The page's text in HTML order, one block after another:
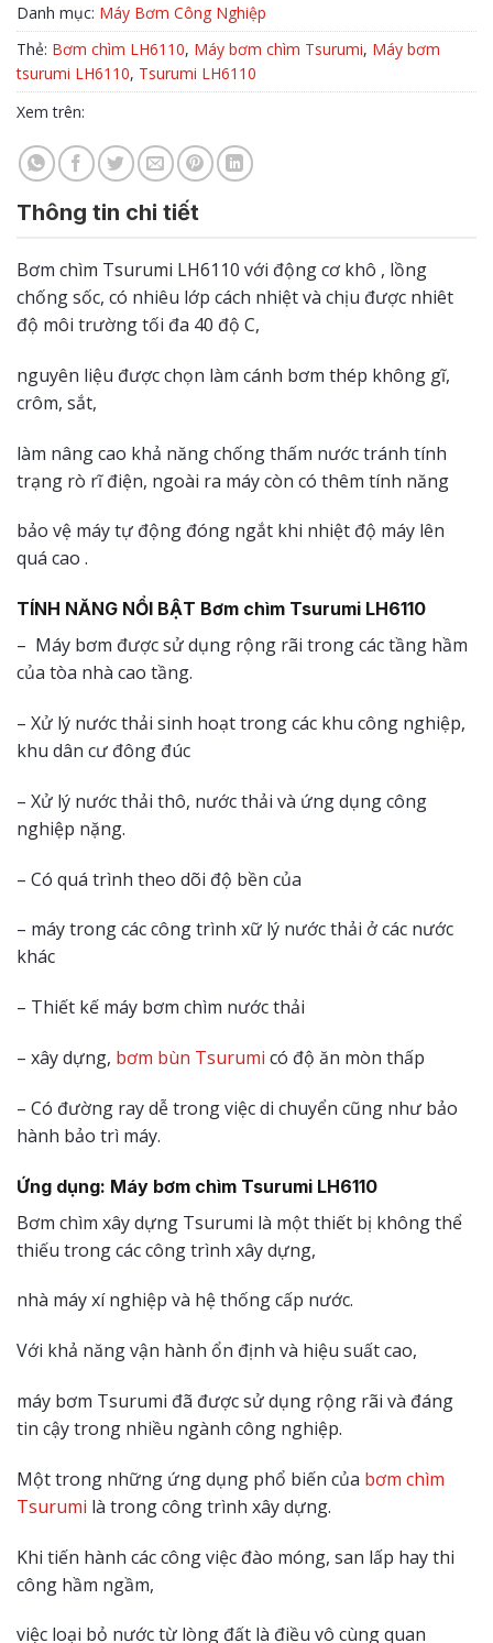
Danh mục: Máy Bơm Công Nghiệp
Thẻ: Bơm chìm LH6110, Máy bơm chìm Tsurumi, Máy bơm
tsurumi LH6110, Tsurumi LH6110
Xem trên:
Thông tin chi tiết
Bơm chìm Tsurumi LH6110 với động cơ khô , lồng
chống sốc, có nhiêu lớp cách nhiệt và chịu được nhiêt
độ môi trường tối đa 40 độ C,
nguyên liệu được chọn làm cánh bơm thép không gĩ,
crôm, sắt,
làm nâng cao khả năng chống thấm nước tránh tính
trạng rò rĩ điện, ngoài ra máy còn có thêm tính năng
bảo vệ máy tự động đóng ngắt khi nhiệt độ máy lên
quá cao .
TÍNH NĂNG NỔI BẬT Bơm chìm Tsurumi LH6110
– Máy bơm được sử dụng rộng rãi trong các tầng hầm
của tòa nhà cao tầng.
– Xử lý nước thải sinh hoạt trong các khu công nghiệp,
khu dân cư đông đúc
– Xử lý nước thải thô, nước thải và ứng dụng công
nghiệp nặng.
– Có quá trình theo dõi độ bền của
– máy trong các công trình xữ lý nước thải ở các nước
khác
– Thiết kế máy bơm chìm nước thải
– xây dựng, bơm bùn Tsurumi có độ ăn mòn thấp
– Có đường ray dễ trong việc di chuyển cũng như bảo
hành bảo trì máy.
Ứng dụng: Máy bơm chìm Tsurumi LH6110
Bơm chìm xây dựng Tsurumi là một thiết bị không thể
thiếu trong các công trình xây dựng,
nhà máy xí nghiệp và hệ thống cấp nước.
Với khả năng vận hành ổn định và hiệu suất cao,
máy bơm Tsurumi đã được sử dụng rộng rãi và đáng
tin cậy trong nhiều ngành công nghiệp.
Một trong những ứng dụng phổ biến của bơm chìm
Tsurumi là trong công trình xây dựng.
Khi tiến hành các công việc đào móng, san lấp hay thi
công hầm ngầm,
việc loại bỏ nước từ lòng đất là điều vô cùng quan